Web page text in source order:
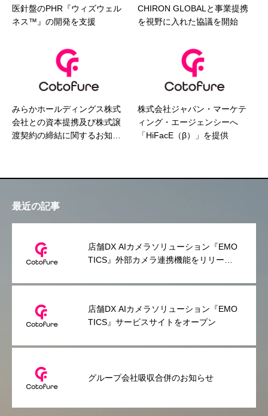
医針盤のPHR『ウィズウェル
ネス™』の開発を支援
CHIRON GLOBALと事業提携
を視野に入れた協議を開始
みらかホールディングス株式
会社との資本提携及び株式譲
渡契約の締結に関するお知ら
株式会社ジャパン・マーケテ
ィング・エージェンシーへ
「HiFacE（β）」を提供
最近の記事
店舗DX AIカメラソリューション『EMO
TICS』外部カメラ連携機能をリリース
ままに、常設利用のニーズにも対応～
店舗DX AIカメラソリューション『EMO
TICS』サービスサイトをオープン
グループ会社吸収合併のお知らせ